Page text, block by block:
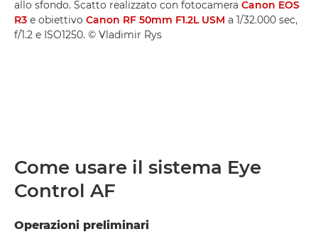
allo sfondo. Scatto realizzato con fotocamera Canon EOS
R3 e obiettivo Canon RF 50mm F1.2L USM a 1/32.000 sec,
f/1.2 e ISO1250. © Vladimir Rys
Come usare il sistema Eye
Control AF
Operazioni preliminari